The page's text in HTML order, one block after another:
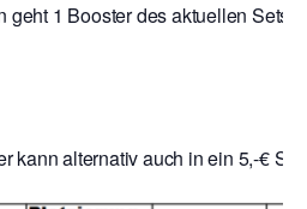
geht 1 Booster des aktuellen Sets
kann alternativ auch in ein 5,-€